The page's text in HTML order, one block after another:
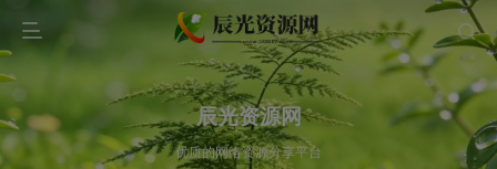
辰光资源网
优质的网络资源分享平台